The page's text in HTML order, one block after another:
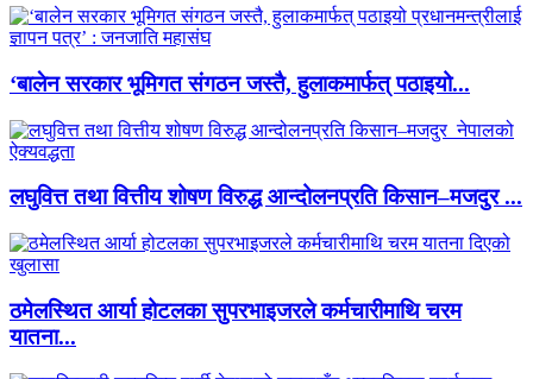
‘बालेन सरकार भूमिगत संगठन जस्तै, हुलाकमार्फत् पठाइयो...
लघुवित्त तथा वित्तीय शोषण विरुद्ध आन्दोलनप्रति किसान–मजदुर ...
ठमेलस्थित आर्या होटलका सुपरभाइजरले कर्मचारीमाथि चरम
यातना...